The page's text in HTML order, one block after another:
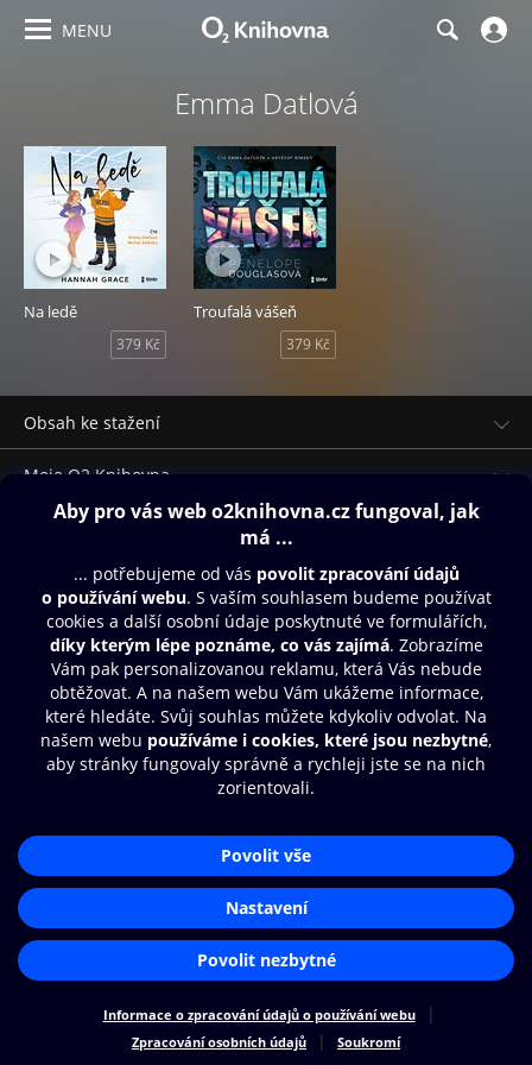
MENU
Emma Datlová
Na ledě
379 Kč
Troufalá vášeň
379 Kč
Obsah ke stažení
Moje O2 Knihovna
Další zábava
© O2 Czech Republic a.s.
Nákupní řád
Přístupnost
Zásady zpracování osobních údajů
Cookies
Aplikace O2 Knihovna
Čti a poslouchej své e-knihy a
audioknihy rychleji a pohodlněji.